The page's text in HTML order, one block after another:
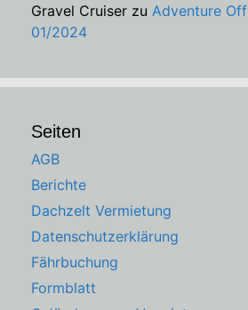
Gravel Cruiser zu Adventure
01/2024
Seiten
AGB
Berichte
Dachzelt Vermietung
Datenschutzerklärung
Fährbuchung
Formblatt